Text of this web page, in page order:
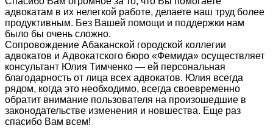
адвокатам в их нелегкой работе, делаете наш труд более
продуктивным. Без Вашей помощи и поддержки нам
было бы очень сложно.
Сопровождение Абаканской городской коллегии
адвокатов и Адвокатского бюро «Фемида» осуществляет
консультант Юлия Тимченко — ей персональная
благодарность от лица всех адвокатов. Юлия всегда
рядом, когда это необходимо, всегда своевременно
обратит внимание пользователя на произошедшие в
законодательстве изменения и новшества. Еще раз
спасибо Вам всем!